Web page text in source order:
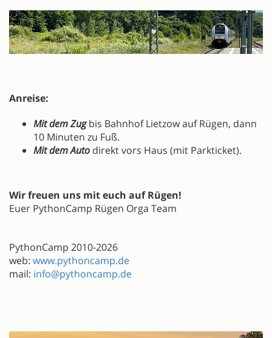
Anreise:
Mit dem Zugbis Bahnhof Lietzow auf Rügen, dann
10 Minuten zu Fuß.
Mit dem Auto direkt vors Haus (mit Parkticket).
Wir freuen uns mit euch auf Rügen!
Euer PythonCamp Rügen Orga Team
PythonCamp 2010-2026
web: www.pythoncamp.de
mail: info@pythoncamp.de